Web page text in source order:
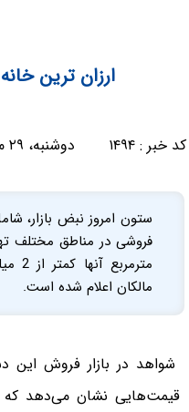
ارزان ترین
کد خبر :۱۴۹۴ دوشنبه، ۲۹ مهر ۱۳۹۲ - ۱۰:۰۷:۴۴
ستون امروز نبض بازار،
فروشی در مناطق مختلف
مالکان اعلام شده است.
شواهد در بازار فروش این
قیمت‌هایی نشان می‌دهد